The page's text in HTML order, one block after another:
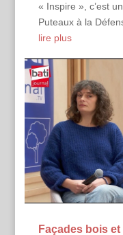
« Inspire », c’est
Puteaux à la
lire plus
Façades bois